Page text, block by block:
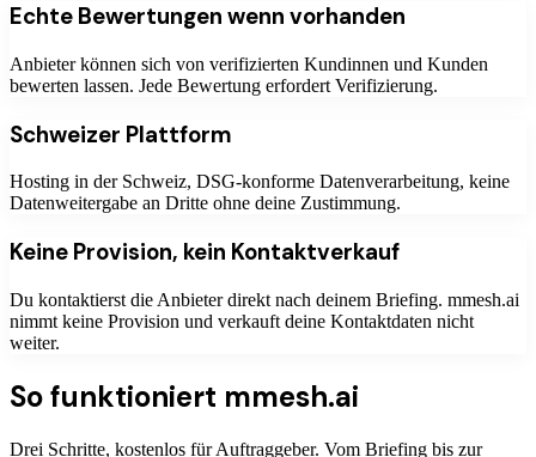
Echte Bewertungen wenn vorhanden
Anbieter können sich von verifizierten Kundinnen und Kunden
bewerten lassen. Jede Bewertung erfordert Verifizierung.
Schweizer Plattform
Hosting in der Schweiz, DSG-konforme Datenverarbeitung, keine
Datenweitergabe an Dritte ohne deine Zustimmung.
Keine Provision, kein Kontaktverkauf
Du kontaktierst die Anbieter direkt nach deinem Briefing. mmesh.ai
nimmt keine Provision und verkauft deine Kontaktdaten nicht
weiter.
So funktioniert mmesh.ai
Drei Schritte, kostenlos für Auftraggeber. Vom Briefing bis zur